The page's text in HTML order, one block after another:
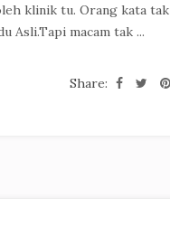
klinik tu. Orang kata tak
Asli.Tapi macam tak ...
Share: